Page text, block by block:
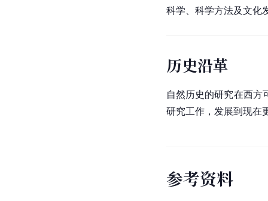
科学、科学方法及文化
历史沿革
自然历史的研究在西方
研究工作，发展到现在
参考资料